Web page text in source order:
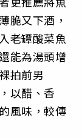
脆又下酒，
老罈酸菜魚
能為湯頭增
拍前男
以醋、香
風味，較傳